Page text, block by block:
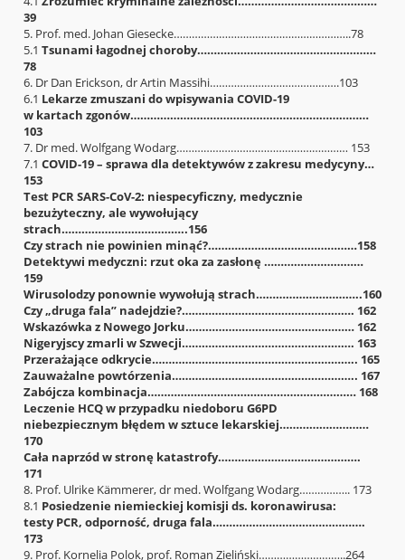
39
5. Prof. med. Johan Giesecke…………………………………………………..78
5.1 Tsunami łagodnej choroby………………………………………………
78
6. Dr Dan Erickson, dr Artin Massihi…………………………………….103
6.1 Lekarze zmuszani do wpisywania COVID-19
w kartach zgonów………………………………………………………………
103
7. Dr med. Wolfgang Wodarg………………………………………………… 153
7.1 COVID-19 – sprawa dla detektywów z zakresu medycyny…
153
Test PCR SARS-CoV-2: niespecyficzny, medycznie
bezużyteczny, ale wywołujący
strach………………………………..156
Czy strach nie powinien minąć?………………………………………158
Detektywi medyczni: rzut oka za zasłonę …………………………
159
Wirusolodzy ponownie wywołują strach…………………………..160
Czy „druga fala” nadejdzie?……………………………………………. 162
Wskazówka z Nowego Jorku…………………………………………… 162
Nigeryjscy zmarli w Szwecji……………………………………………. 163
Przerażające odkrycie…………………………………………………….. 165
Zauważalne powtórzenia……………………………………………….. 167
Zabójcza kombinacja……………………………………………………… 168
Leczenie HCQ w przypadku niedoboru G6PD
niebezpiecznym błędem w sztuce lekarskiej………………………
170
Cała naprzód w stronę katastrofy…………………………………….
171
8. Prof. Ulrike Kämmerer, dr med. Wolfgang Wodarg…………….. 173
8.1 Posiedzenie niemieckiej komisji ds. koronawirusa:
testy PCR, odporność, druga fala……………………………………….
173
9. Prof. Kornelia Polok, prof. Roman Zieliński………………………..264